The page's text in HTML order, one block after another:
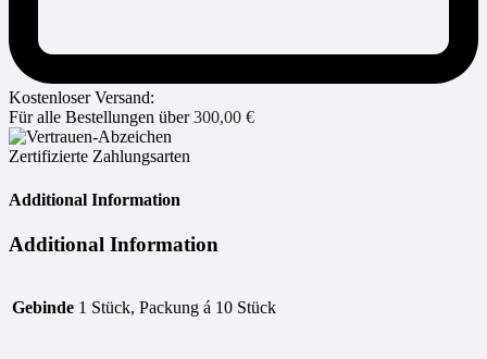
Kostenloser Versand:
Für alle Bestellungen über300,00 €
Zertifizierte Zahlungsarten
Additional Information
Additional Information
Gebinde 1 Stück, Packung á 10 Stück